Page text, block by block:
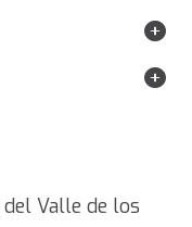
del Valle de los